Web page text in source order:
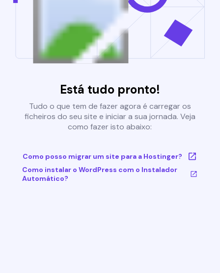
Está tudo pronto!
Tudo o que tem de fazer agora é carregar os
ficheiros do seu site e iniciar a sua jornada. Veja
como fazer isto abaixo:
Como posso migrar um site para a Hostinger?
Como instalar o WordPress com o Instalador
Automático?